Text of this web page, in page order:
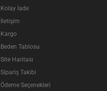
Kolay İade
İletişim
Kargo
Beden Tablosu
Site Haritası
Sipariş Takibi
Ödeme Seçenekleri